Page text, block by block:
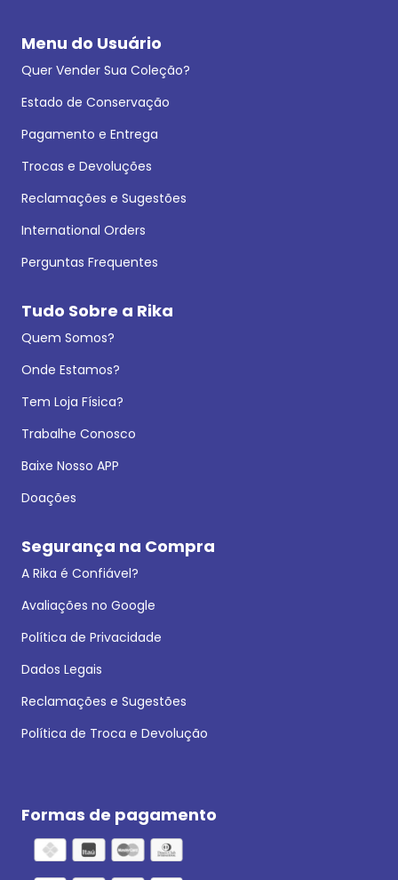
Menu do Usuário
Quer Vender Sua Coleção?
Estado de Conservação
Pagamento e Entrega
Trocas e Devoluções
Reclamações e Sugestões
International Orders
Perguntas Frequentes
Tudo Sobre a Rika
Quem Somos?
Onde Estamos?
Tem Loja Física?
Trabalhe Conosco
Baixe Nosso APP
Doações
Segurança na Compra
A Rika é Confiável?
Avaliações no Google
Política de Privacidade
Dados Legais
Reclamações e Sugestões
Política de Troca e Devolução
Formas de pagamento